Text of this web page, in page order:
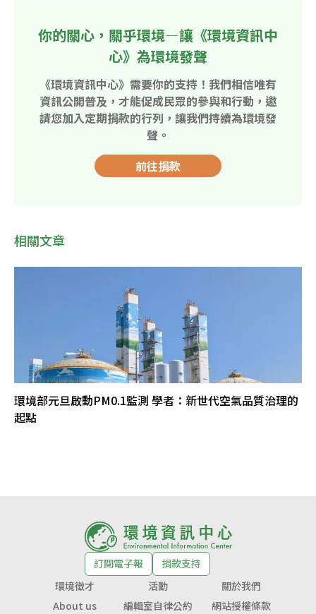
你的關心，關乎環境—讓《環境資訊中
心》為環境發聲
《環境資訊中心》需要你的支持！我們相信唯有
資訊公開普及，才能促成民眾的參與和行動，邀
請您加入定期捐款的行列，讓我們持續為環境發
聲。
前往捐款
相關文章
環境部元旦啟動PM0.1監測 學者：新世代空氣品質治理的
起點
訂閱電子報
捐款支持
環境徵才
活動
關於我們
About us
編輯室自律公約 網站授權條款